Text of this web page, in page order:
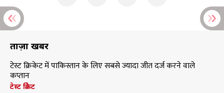
ताज़ा खबरें
टेस्ट क्रिकेट में पाकिस्तान के लिए सबसे ज्यादा जीत दर्ज करने वाले
कप्तान
टेस्ट क्रिकेट